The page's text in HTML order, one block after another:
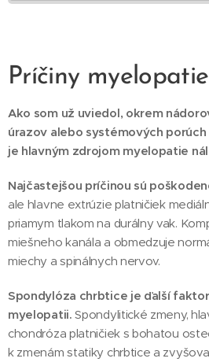
Príčiny myelopatie
Ako som už uviedol, okrem
úrazov alebo systémových
je hlavným zdrojom myelopatie
Najčastejšou príčinou sú
ale hlavne extrúzie platničiek
priamym tlakom na durálny vak.
miešneho kanála a obmedzuje
miechy a spinálnych nervov.
Spondylóza chrbtice je ďalší
myelopatii. Spondylitické zmeny,
chondróza platničiek s bohatou
k zmenám statiky chrbtice a